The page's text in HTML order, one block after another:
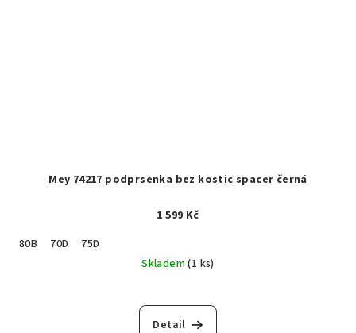
Mey 74217 podprsenka bez kostic spacer černá
1 599 Kč
80B
70D
75D
Skladem(1 ks)
Detail